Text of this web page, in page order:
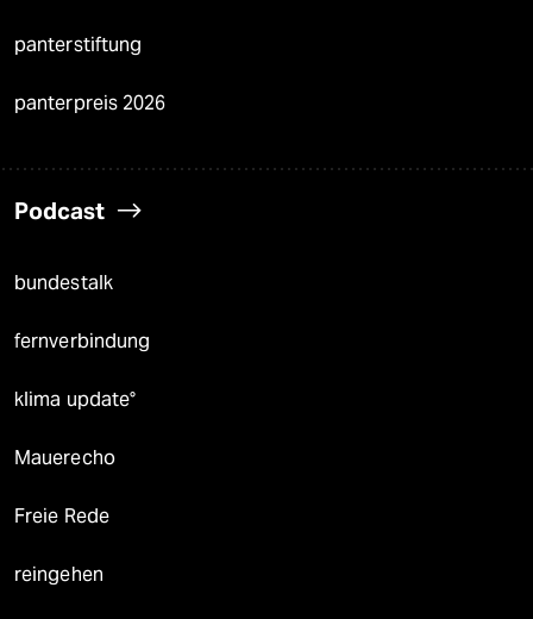
panterstiftung
panterpreis 2026
Podcast
bundestalk
fernverbindung
klima update°
Mauerecho
Freie Rede
reingehen